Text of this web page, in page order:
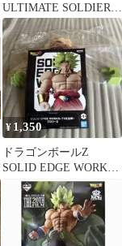
ULTIMATE SOLDIERS
フィギュア 4種
¥ 1,350
ドラゴンボールZ
SOLID EDGE WORKS
ブロリーII箱無し